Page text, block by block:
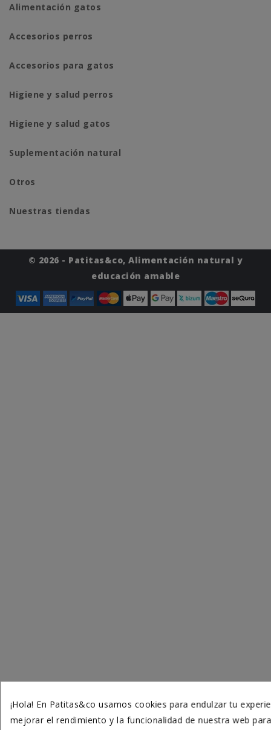
Alimentación gatos
Accesorios perros
Accesorios para gatos
Higiene y salud perros
Higiene y salud gatos
Suplementación natural
Otros
Nuestras tiendas
© 2026 - Patitas&co, Alimentación natural y
educación amable
¡Hola! En Patitas&co usamos cookies para endulzar tu
mejorar el rendimiento y la funcionalidad de nuestra web